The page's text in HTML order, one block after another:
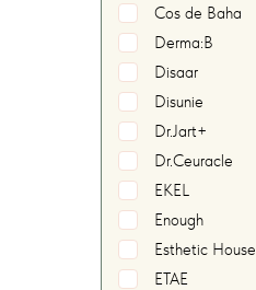
Cos de Baha
Derma:B
Disaar
Disunie
Dr.Jart+
Dr.Ceuracle
EKEL
Enough
Esthetic House
ETAE